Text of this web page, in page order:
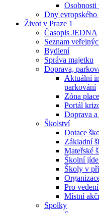
Osobnosti
Dny
Život v Praze 1
Časopis JEDNA
Seznam
Bydlení
Správa majetku
Doprava,
Aktuální
parkování
Zóna
Portál
Doprava
Školství
Dotace
Základní
Mateřské
Školní
Školy v
Pro
Místní
Spolky